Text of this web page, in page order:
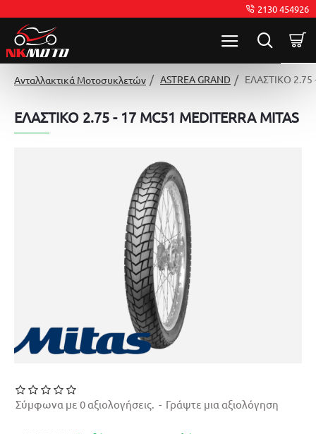
2130 454926
Ανταλλακτικά Μοτοσυκλετών ASTREA GRAND ΕΛΑΣΤΙΚΟ 2.75
ΕΛΑΣΤΙΚΟ 2.75 - 17 MC51 MEDITERRA MITAS
Σύμφωνα με 0 αξιολογήσεις. - Γράψτε μια αξιολόγηση